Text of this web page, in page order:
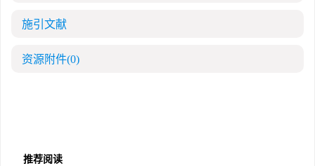
施引文献
资源附件(0)
推荐阅读